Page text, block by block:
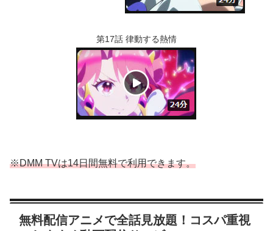
第17話 律動する熱情
※DMM TVは14日間無料で利用できます。
無料配信アニメで全話見放題！コスパ重視